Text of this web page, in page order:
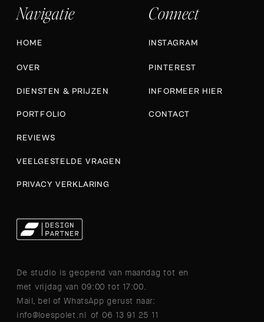
PRIVACY VERKLARING
CONTACT
INFORMEER HIER
PINTEREST
INSTAGRAM
Connect
VEELGESTELDE VRAGEN
REVIEWS
PORTFOLIO
DIENSTEN & PRIJZEN
OVER
HOME
Navigatie
De studio is geopend van maandag tot en
met vrijdag van 09:00 tot 17:00.
Mail, bel of WhatsApp gerust naar:
info@loespolet.nl of06 13 91 25 11